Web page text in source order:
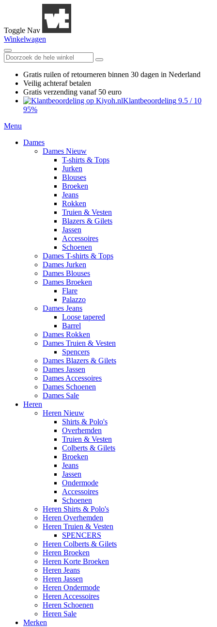
Toggle Nav
Winkelwagen
Gratis ruilen of retourneren binnen 30 dagen in Nederland
Veilig achteraf betalen
Gratis verzending vanaf 50 euro
Klantbeoordeling 9.5 / 10
95%
Menu
Dames
Dames Nieuw
T-shirts & Tops
Jurken
Blouses
Broeken
Jeans
Rokken
Truien & Vesten
Blazers & Gilets
Jassen
Accessoires
Schoenen
Dames T-shirts & Tops
Dames Jurken
Dames Blouses
Dames Broeken
Flare
Palazzo
Dames Jeans
Loose tapered
Barrel
Dames Rokken
Dames Truien & Vesten
Spencers
Dames Blazers & Gilets
Dames Jassen
Dames Accessoires
Dames Schoenen
Dames Sale
Heren
Heren Nieuw
Shirts & Polo's
Overhemden
Truien & Vesten
Colberts & Gilets
Broeken
Jeans
Jassen
Ondermode
Accessoires
Schoenen
Heren Shirts & Polo's
Heren Overhemden
Heren Truien & Vesten
SPENCERS
Heren Colberts & Gilets
Heren Broeken
Heren Korte Broeken
Heren Jeans
Heren Jassen
Heren Ondermode
Heren Accessoires
Heren Schoenen
Heren Sale
Merken